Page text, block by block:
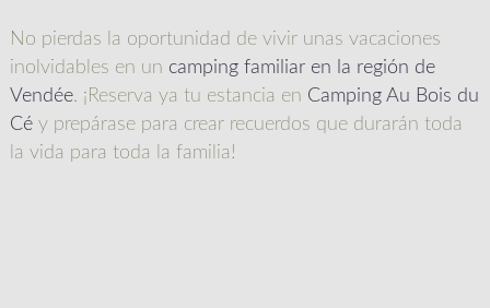
No pierdas la oportunidad de vivir unas vacaciones
inolvidables en un camping familiar en la región de
Vendée. ¡Reserva ya tu estancia en Camping Au Bois du
Céy prepárase para crear recuerdos que durarán toda
la vida para toda la familia!